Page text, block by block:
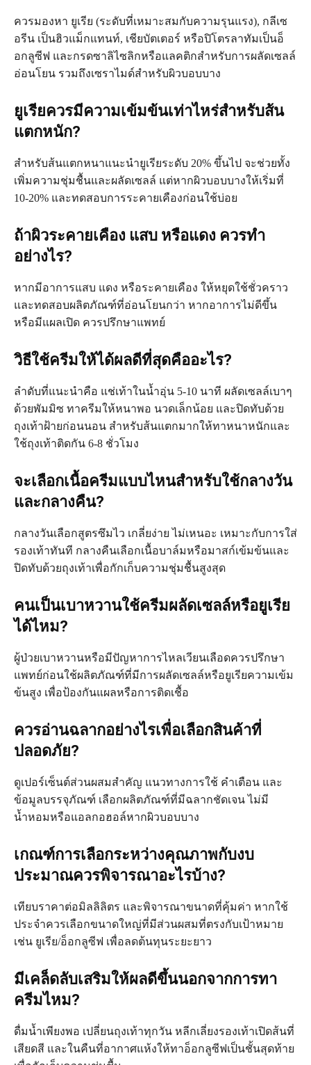
ควรมองหา ยูเรีย (ระดับที่เหมาะสมกับความรุนแรง), กลีเซ
อรีน เป็นฮิวแม็กแทนท์, เชียบัตเตอร์ หรือปิโตรลาทัมเป็นอ็
อกลูซีฟ และกรดซาลิไซลิกหรือแลคติกสำหรับการผลัดเซลล์
อ่อนโยน รวมถึงเซราไมด์สำหรับผิวบอบบาง
ยูเรียควรมีความเข้มข้นเท่าไหร่สำหรับส้น
แตกหนัก?
สำหรับส้นแตกหนาแนะนำยูเรียระดับ 20% ขึ้นไป จะช่วยทั้ง
เพิ่มความชุ่มชื้นและผลัดเซลล์ แต่หากผิวบอบบางให้เริ่มที่
10-20% และทดสอบการระคายเคืองก่อนใช้บ่อย
ถ้าผิวระคายเคือง แสบ หรือแดง ควรทำ
อย่างไร?
หากมีอาการแสบ แดง หรือระคายเคือง ให้หยุดใช้ชั่วคราว
และทดสอบผลิตภัณฑ์ที่อ่อนโยนกว่า หากอาการไม่ดีขึ้น
หรือมีแผลเปิด ควรปรึกษาแพทย์
วิธีใช้ครีมให้ได้ผลดีที่สุดคืออะไร?
ลำดับที่แนะนำคือ แช่เท้าในน้ำอุ่น 5-10 นาที ผลัดเซลล์เบาๆ
ด้วยพัมมิซ ทาครีมให้หนาพอ นวดเล็กน้อย และปิดทับด้วย
ถุงเท้าฝ้ายก่อนนอน สำหรับส้นแตกมากให้ทาหนาหนักและ
ใช้ถุงเท้าติดกัน 6-8 ชั่วโมง
จะเลือกเนื้อครีมแบบไหนสำหรับใช้กลางวัน
และกลางคืน?
กลางวันเลือกสูตรซึมไว เกลี่ยง่าย ไม่เหนอะ เหมาะกับการใส่
รองเท้าทันที กลางคืนเลือกเนื้อบาล์มหรือมาสก์เข้มข้นและ
ปิดทับด้วยถุงเท้าเพื่อกักเก็บความชุ่มชื้นสูงสุด
คนเป็นเบาหวานใช้ครีมผลัดเซลล์หรือยูเรีย
ได้ไหม?
ผู้ป่วยเบาหวานหรือมีปัญหาการไหลเวียนเลือดควรปรึกษา
แพทย์ก่อนใช้ผลิตภัณฑ์ที่มีการผลัดเซลล์หรือยูเรียความเข้ม
ข้นสูง เพื่อป้องกันแผลหรือการติดเชื้อ
ควรอ่านฉลากอย่างไรเพื่อเลือกสินค้าที่
ปลอดภัย?
ดูเปอร์เซ็นต์ส่วนผสมสำคัญ แนวทางการใช้ คำเตือน และ
ข้อมูลบรรจุภัณฑ์ เลือกผลิตภัณฑ์ที่มีฉลากชัดเจน ไม่มี
น้ำหอมหรือแอลกอฮอล์หากผิวบอบบาง
เกณฑ์การเลือกระหว่างคุณภาพกับงบ
ประมาณควรพิจารณาอะไรบ้าง?
เทียบราคาต่อมิลลิลิตร และพิจารณาขนาดที่คุ้มค่า หากใช้
ประจำควรเลือกขนาดใหญ่ที่มีส่วนผสมที่ตรงกับเป้าหมาย
เช่น ยูเรีย/อ็อกลูซีฟ เพื่อลดต้นทุนระยะยาว
มีเคล็ดลับเสริมให้ผลดีขึ้นนอกจากการทา
ครีมไหม?
ดื่มน้ำเพียงพอ เปลี่ยนถุงเท้าทุกวัน หลีกเลี่ยงรองเท้าเปิดส้นที่
เสียดสี และในคืนที่อากาศแห้งให้ทาอ็อกลูซีฟเป็นชั้นสุดท้าย